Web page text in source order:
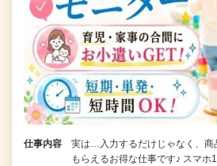
仕事内容
実は…入力するだけじゃなく、商
もらえるお得な仕事です♪ スマホ